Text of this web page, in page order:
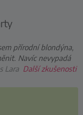
přírodní blondýna,
Navíc nevypadá
Lara Další zkušenosti